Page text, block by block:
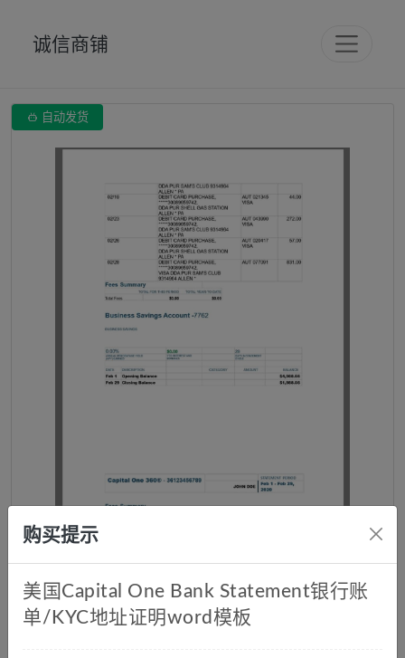
诚信商铺
 自动发货
购买提示
美国Capital One Bank Statement银行账
单/KYC地址证明word模板